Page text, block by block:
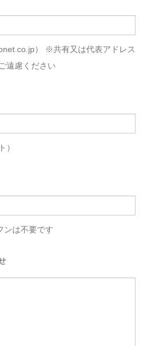
） ※共有又は代表アドレス
遠慮ください
）
ンは不要です